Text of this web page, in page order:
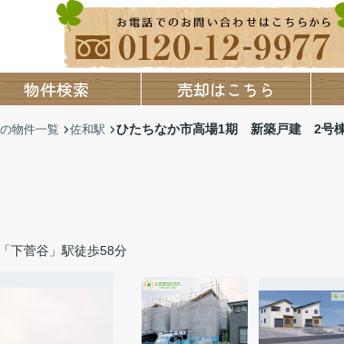
物件検索 売却はこちら
物件一覧 佐和駅 ひたちなか市高場1期 新築戸建 2号
下菅谷」駅徒歩58分